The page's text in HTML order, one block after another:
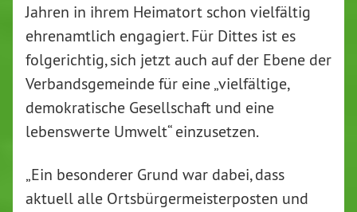
Jahren in ihrem Heimatort schon vielfältig
ehrenamtlich engagiert. Für Dittes ist es
folgerichtig, sich jetzt auch auf der Ebene der
Verbandsgemeinde für eine „vielfältige,
demokratische Gesellschaft und eine
lebenswerte Umwelt“ einzusetzen.
„Ein besonderer Grund war dabei, dass
aktuell alle Ortsbürgermeisterposten und